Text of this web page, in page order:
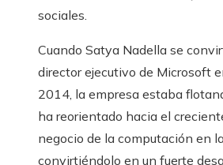
sociales.
Cuando Satya Nadella se
director ejecutivo de Microsoft
2014, la empresa estaba
ha reorientado hacia el
negocio de la computación en
convirtiéndolo en un fuerte